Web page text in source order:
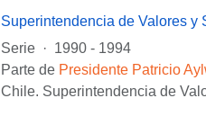
Superintendencia de Valores y
Serie · 1990 - 1994
Parte de Presidente Patricio
Chile. Superintendencia de